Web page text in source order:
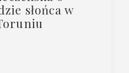
słońca w